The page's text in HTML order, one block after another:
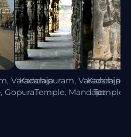
Varadaraja
Gopura
Kanchipuram, Varadaraja
Temple, MandapaTemple,